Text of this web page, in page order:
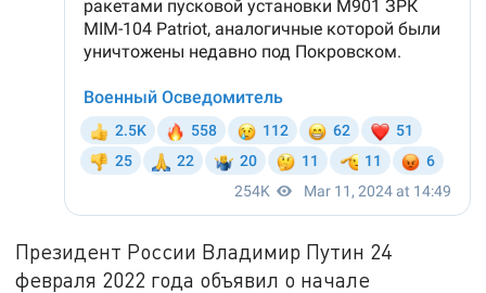
Президент России Владимир Путин 24
февраля 2022 года объявил о начале